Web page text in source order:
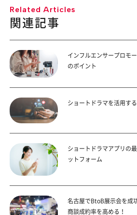
Related Articles
関連記事
インフルエンサープロモ
のポイント
ショートドラマを活用す
ショートドラマアプリの
ットフォーム
名古屋でBtoB展示会を成
商談成約率を高める！